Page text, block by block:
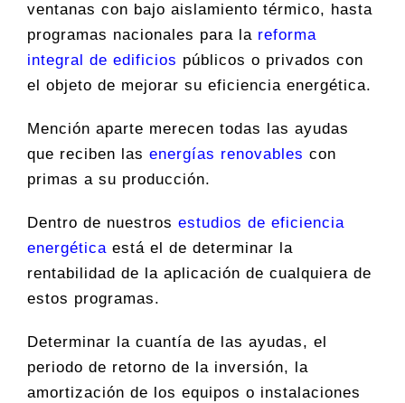
ventanas con bajo aislamiento térmico, hasta
programas nacionales para la reforma
integral de edificios públicos o privados con
el objeto de mejorar su eficiencia energética.
Mención aparte merecen todas las ayudas
que reciben las energías renovables con
primas a su producción.
Dentro de nuestros estudios de eficiencia
energéticaestá el de determinar la
rentabilidad de la aplicación de cualquiera de
estos programas.
Determinar la cuantía de las ayudas, el
periodo de retorno de la inversión, la
amortización de los equipos o instalaciones